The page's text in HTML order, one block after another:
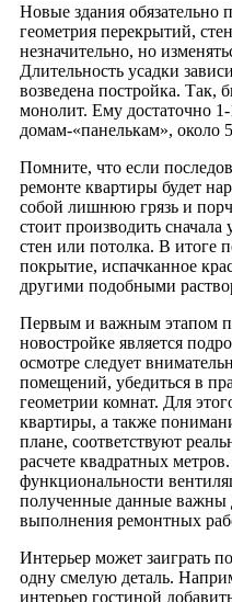
Новые здания обязательно
геометрия перекрытий,
незначительно, но
Длительность усадки
возведена постройка. Так,
монолит. Ему достаточно
домам-«панелькам»,
Помните, что если
ремонте квартиры будет
собой лишнюю грязь и
стоит производить сначала
стен или потолка. В итоге
покрытие, испачканное
другими подобными
Первым и важным этапом
новостройке является
осмотре следует
помещений, убедиться в
геометрии комнат. Для
квартиры, а также
плане, соответствуют
расчете квадратных
функциональности
полученные данные важны
выполнения ремонтных
Интерьер может заиграть
одну смелую деталь.
интерьер гостиной